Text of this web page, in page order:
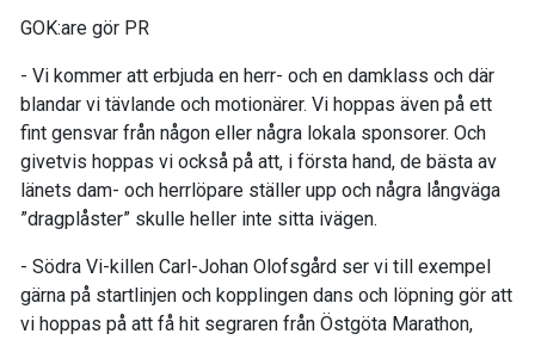
GOK:are gör PR
- Vi kommer att erbjuda en herr- och en damklass och där
blandar vi tävlande och motionärer. Vi hoppas även på ett
fint gensvar från någon eller några lokala sponsorer. Och
givetvis hoppas vi också på att, i första hand, de bästa av
länets dam- och herrlöpare ställer upp och några långväga
”dragplåster” skulle heller inte sitta ivägen.
- Södra Vi-killen Carl-Johan Olofsgård ser vi till exempel
gärna på startlinjen och kopplingen dans och löpning gör att
vi hoppas på att få hit segraren från Östgöta Marathon,